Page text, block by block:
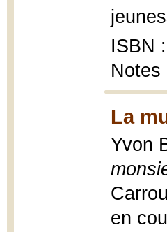
ISBN
Notes
La
Yvon
en